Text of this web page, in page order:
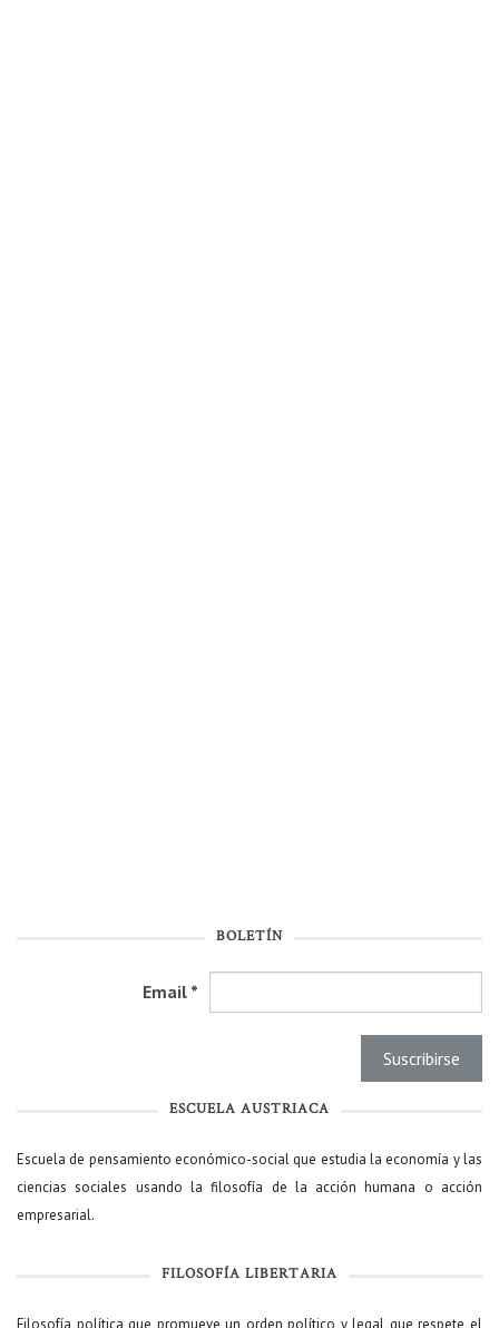
BOLETÍN
Email *
ESCUELA AUSTRIACA
Escuela de pensamiento económico-social que estudia la economía y las
ciencias sociales usando la filosofía de la acción humana o acción
empresarial.
FILOSOFÍA LIBERTARIA
Filosofía política que promueve un orden político y legal que respete el